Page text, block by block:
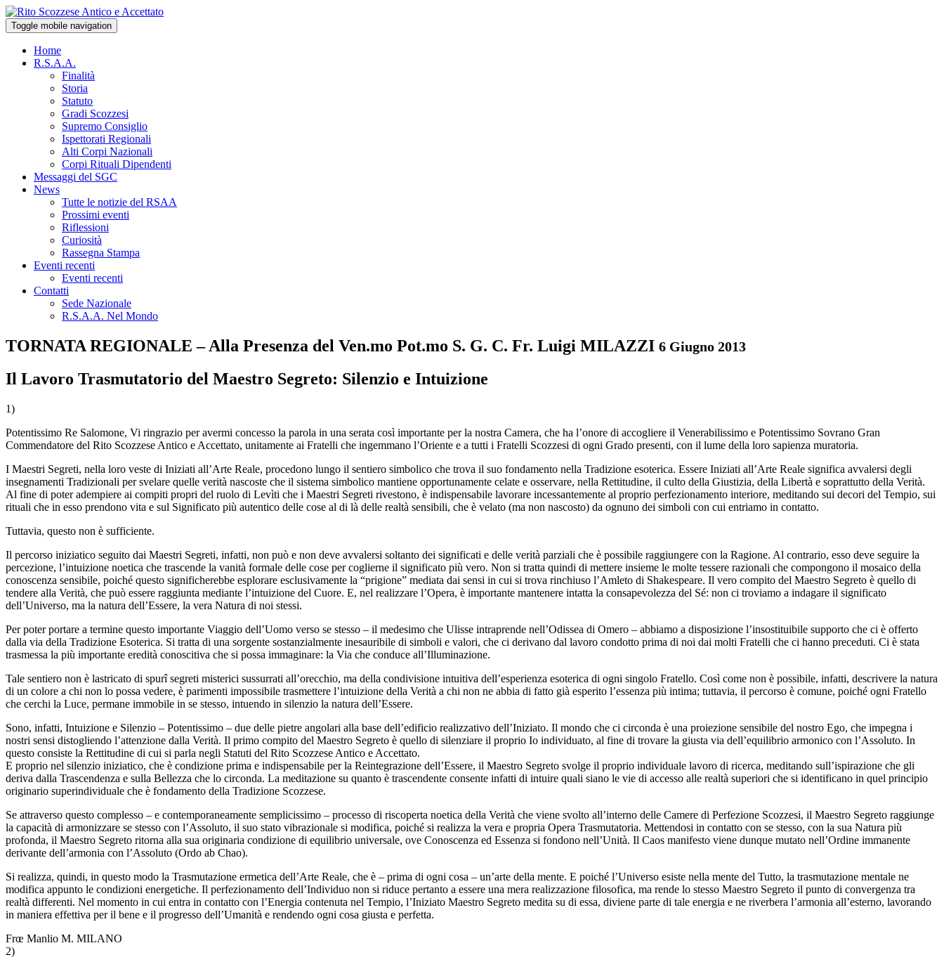
Toggle mobile navigation
Home
R.S.A.A.
Finalità
Storia
Statuto
Gradi Scozzesi
Supremo Consiglio
Ispettorati Regionali
Alti Corpi Nazionali
Corpi Rituali Dipendenti
Messaggi del SGC
News
Tutte le notizie del RSAA
Prossimi eventi
Riflessioni
Curiosità
Rassegna Stampa
Eventi recenti
Eventi recenti
Contatti
Sede Nazionale
R.S.A.A. Nel Mondo
TORNATA REGIONALE – Alla Presenza del Ven.mo Pot.mo S. G. C. Fr. Luigi MILAZZI 6 Giugno 2013
Il Lavoro Trasmutatorio del Maestro Segreto: Silenzio e Intuizione
1)
Potentissimo Re Salomone, Vi ringrazio per avermi concesso la parola in una serata così importante per la nostra Camera, che ha l’onore di accogliere il Venerabilissimo e Potentissimo Sovrano Gran
Commendatore del Rito Scozzese Antico e Accettato, unitamente ai Fratelli che ingemmano l’Oriente e a tutti i Fratelli Scozzesi di ogni Grado presenti, con il lume della loro sapienza muratoria.
I Maestri Segreti, nella loro veste di Iniziati all’Arte Reale, procedono lungo il sentiero simbolico che trova il suo fondamento nella Tradizione esoterica. Essere Iniziati all’Arte Reale significa avvalersi degli
insegnamenti Tradizionali per svelare quelle verità nascoste che il sistema simbolico mantiene opportunamente celate e osservare, nella Rettitudine, il culto della Giustizia, della Libertà e soprattutto della Verità.
Al fine di poter adempiere ai compiti propri del ruolo di Levìti che i Maestri Segreti rivestono, è indispensabile lavorare incessantemente al proprio perfezionamento interiore, meditando sui decori del Tempio, sui
rituali che in esso prendono vita e sul Significato più autentico delle cose al di là delle realtà sensibili, che è velato (ma non nascosto) da ognuno dei simboli con cui entriamo in contatto.
Tuttavia, questo non è sufficiente.
Il percorso iniziatico seguito dai Maestri Segreti, infatti, non può e non deve avvalersi soltanto dei significati e delle verità parziali che è possibile raggiungere con la Ragione. Al contrario, esso deve seguire la
percezione, l’intuizione noetica che trascende la vanità formale delle cose per coglierne il significato più vero. Non si tratta quindi di mettere insieme le molte tessere razionali che compongono il mosaico della
conoscenza sensibile, poiché questo significherebbe esplorare esclusivamente la “prigione” mediata dai sensi in cui si trova rinchiuso l’Amleto di Shakespeare. Il vero compito del Maestro Segreto è quello di
tendere alla Verità, che può essere raggiunta mediante l’intuizione del Cuore. E, nel realizzare l’Opera, è importante mantenere intatta la consapevolezza del Sé: non ci troviamo a indagare il significato
dell’Universo, ma la natura dell’Essere, la vera Natura di noi stessi.
Per poter portare a termine questo importante Viaggio dell’Uomo verso se stesso – il medesimo che Ulisse intraprende nell’Odissea di Omero – abbiamo a disposizione l’insostituibile supporto che ci è offerto
dalla via della Tradizione Esoterica. Si tratta di una sorgente sostanzialmente inesauribile di simboli e valori, che ci derivano dal lavoro condotto prima di noi dai molti Fratelli che ci hanno preceduti. Ci è stata
trasmessa la più importante eredità conoscitiva che si possa immaginare: la Via che conduce all’Illuminazione.
Tale sentiero non è lastricato di spurî segreti misterici sussurrati all’orecchio, ma della condivisione intuitiva dell’esperienza esoterica di ogni singolo Fratello. Così come non è possibile, infatti, descrivere la natura
di un colore a chi non lo possa vedere, è parimenti impossibile trasmettere l’intuizione della Verità a chi non ne abbia di fatto già esperito l’essenza più intima; tuttavia, il percorso è comune, poiché ogni Fratello
che cerchi la Luce, permane immobile in se stesso, intuendo in silenzio la natura dell’Essere.
Sono, infatti, Intuizione e Silenzio – Potentissimo – due delle pietre angolari alla base dell’edificio realizzativo dell’Iniziato. Il mondo che ci circonda è una proiezione sensibile del nostro Ego, che impegna i
nostri sensi distogliendo l’attenzione dalla Verità. Il primo compito del Maestro Segreto è quello di silenziare il proprio Io individuato, al fine di trovare la giusta via dell’equilibrio armonico con l’Assoluto. In
questo consiste la Rettitudine di cui si parla negli Statuti del Rito Scozzese Antico e Accettato.
E proprio nel silenzio iniziatico, che è condizione prima e indispensabile per la Reintegrazione dell’Essere, il Maestro Segreto svolge il proprio individuale lavoro di ricerca, meditando sull’ispirazione che gli
deriva dalla Trascendenza e sulla Bellezza che lo circonda. La meditazione su quanto è trascendente consente infatti di intuire quali siano le vie di accesso alle realtà superiori che si identificano in quel principio
originario superindividuale che è fondamento della Tradizione Scozzese.
Se attraverso questo complesso – e contemporaneamente semplicissimo – processo di riscoperta noetica della Verità che viene svolto all’interno delle Camere di Perfezione Scozzesi, il Maestro Segreto raggiunge
la capacità di armonizzare se stesso con l’Assoluto, il suo stato vibrazionale si modifica, poiché si realizza la vera e propria Opera Trasmutatoria. Mettendosi in contatto con se stesso, con la sua Natura più
profonda, il Maestro Segreto ritorna alla sua originaria condizione di equilibrio universale, ove Conoscenza ed Essenza si fondono nell’Unità. Il Caos manifesto viene dunque mutato nell’Ordine immanente
derivante dell’armonia con l’Assoluto (Ordo ab Chao).
Si realizza, quindi, in questo modo la Trasmutazione ermetica dell’Arte Reale, che è – prima di ogni cosa – un’arte della mente. E poiché l’Universo esiste nella mente del Tutto, la trasmutazione mentale ne
modifica appunto le condizioni energetiche. Il perfezionamento dell’Individuo non si riduce pertanto a essere una mera realizzazione filosofica, ma rende lo stesso Maestro Segreto il punto di convergenza tra
realtà differenti. Nel momento in cui entra in contatto con l’Energia contenuta nel Tempio, l’Iniziato Maestro Segreto medita su di essa, diviene parte di tale energia e ne riverbera l’armonia all’esterno, lavorando
in maniera effettiva per il bene e il progresso dell’Umanità e rendendo ogni cosa giusta e perfetta.
Frœ Manlio M. MILANO
2)